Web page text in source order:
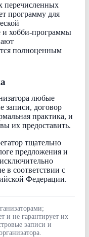
перечисленных
программу для
и хобби-программы
полноценным
любые
записи, договор
практика, и
их предоставить.
тщательно
предложения и
в соответствии с
Федерации.
и не гарантирует их
записи и